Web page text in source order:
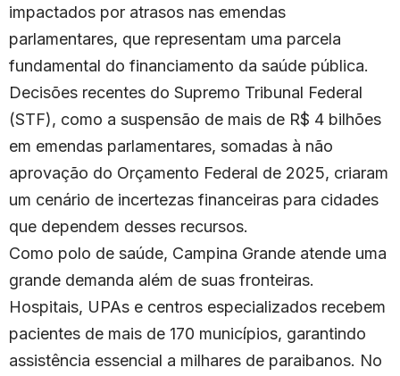
impactados por atrasos nas emendas
parlamentares, que representam uma parcela
fundamental do financiamento da saúde pública.
Decisões recentes do Supremo Tribunal Federal
(STF), como a suspensão de mais de R$ 4 bilhões
em emendas parlamentares, somadas à não
aprovação do Orçamento Federal de 2025, criaram
um cenário de incertezas financeiras para cidades
que dependem desses recursos.
Como polo de saúde, Campina Grande atende uma
grande demanda além de suas fronteiras.
Hospitais, UPAs e centros especializados recebem
pacientes de mais de 170 municípios, garantindo
assistência essencial a milhares de paraibanos. No